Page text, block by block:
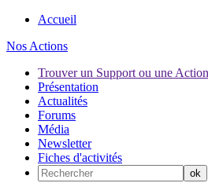
Accueil
Nos Actions
Trouver un Support ou une Action
Présentation
Actualités
Forums
Média
Newsletter
Fiches d'activités